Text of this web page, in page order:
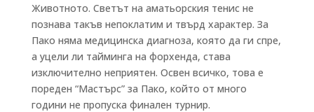
Животното. Светът на аматьорския тенис не
познава такъв непоклатим и твърд характер. За
Пако няма медицинска диагноза, която да ги спре,
а уцели ли тайминга на форхенда, става
изключително неприятен. Освен всичко, това е
пореден “Мастърс” за Пако, който от много
години не пропуска финален турнир.